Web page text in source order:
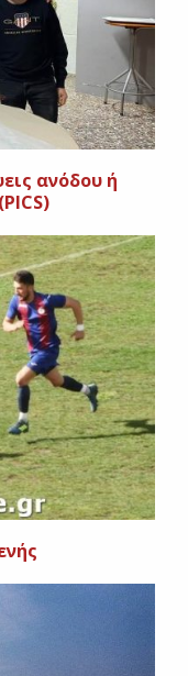
ανόδου ή